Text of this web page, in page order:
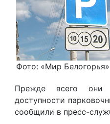
Фото: «Мир Белогорья»
Прежде всего они
доступности
сообщили в пресс-